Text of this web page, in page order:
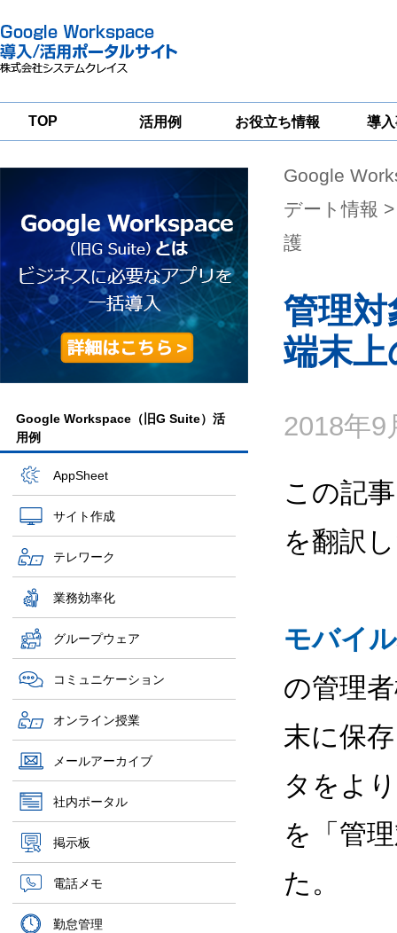
TOP 活用例 お役立ち情報
一
導
グループウェア
移行支援
Google
Workspace
セキュリティ
対策サービス
Google Workspace（旧G Suite）活
用例
AppSheet
サイト作成
テレワーク
業務効率化
グループウェア
コミュニケーション
オンライン授業
メールアーカイブ
社内ポータル
掲示板
電話メモ
勤怠管理
Google
デート情報
護
管理
端末
2018年9
この記
を翻訳
モバイ
の管理
末に保
タをよ
を「管
た。